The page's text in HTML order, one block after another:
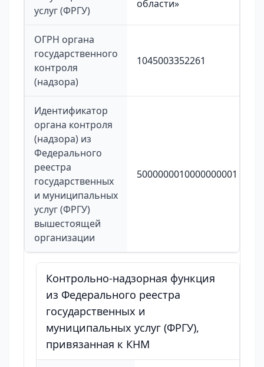
услуг (ФРГУ)
области»
ОГРН органа
государственного
контроля
(надзора)
1045003352261
Идентификатор
органа контроля
(надзора) из
Федерального
реестра
государственных
и муниципальных
услуг (ФРГУ)
вышестоящей
организации
5000000010000000001
Контрольно-надзорная функция
из Федерального реестра
государственных и
муниципальных услуг (ФРГУ),
привязанная к КНМ